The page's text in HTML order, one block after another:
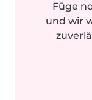
Füge
und wir